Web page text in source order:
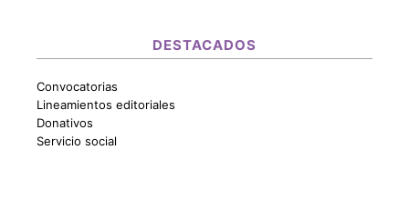
DESTACADOS
Convocatorias
Lineamientos editoriales
Donativos
Servicio social